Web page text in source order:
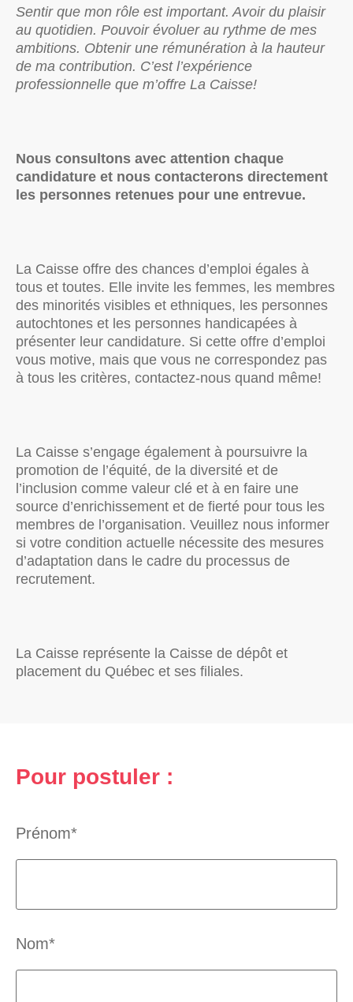
Sentir que mon rôle est important. Avoir du plaisir
au quotidien. Pouvoir évoluer au rythme de mes
ambitions. Obtenir une rémunération à la hauteur
de ma contribution. C’est l’expérience
professionnelle que m’offre La Caisse!
Nous consultons avec attention chaque
candidature et nous contacterons directement
les personnes retenues pour une entrevue.
La Caisse offre des chances d’emploi égales à
tous et toutes. Elle invite les femmes, les membres
des minorités visibles et ethniques, les personnes
autochtones et les personnes handicapées à
présenter leur candidature. Si cette offre d’emploi
vous motive, mais que vous ne correspondez pas
à tous les critères, contactez-nous quand même!
La Caisse s’engage également à poursuivre la
promotion de l’équité, de la diversité et de
l’inclusion comme valeur clé et à en faire une
source d’enrichissement et de fierté pour tous les
membres de l’organisation. Veuillez nous informer
si votre condition actuelle nécessite des mesures
d’adaptation dans le cadre du processus de
recrutement.
La Caisse représente la Caisse de dépôt et
placement du Québec et ses filiales.
Pour postuler :
Prénom*
Nom*